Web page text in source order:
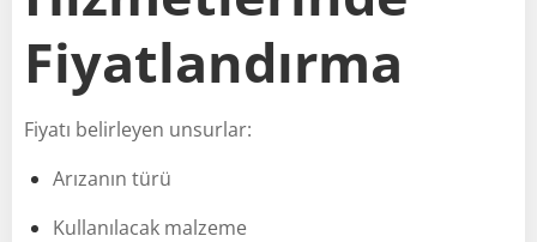
Fiyatlandırma
Fiyatı belirleyen unsurlar:
Arızanın türü
Kullanılacak malzeme